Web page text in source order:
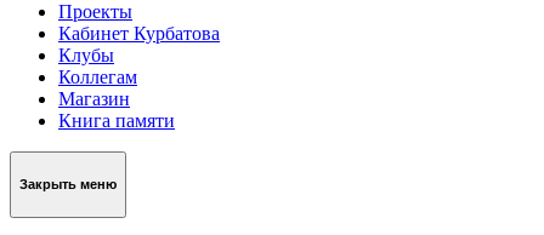
Проекты
Кабинет Курбатова
Клубы
Коллегам
Магазин
Книга памяти
Закрыть меню